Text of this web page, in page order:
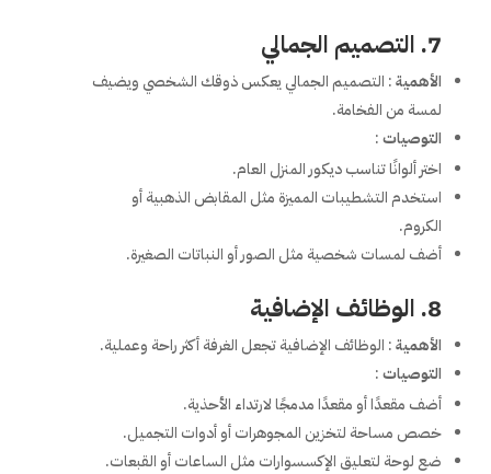
7. التصميم الجمالي
الأهمية: التصميم الجمالي يعكس ذوقك الشخصي ويضيف
لمسة من الفخامة.
التوصيات:
اختر ألوانًا تناسب ديكور المنزل العام.
استخدم التشطيبات المميزة مثل المقابض الذهبية أو
الكروم.
أضف لمسات شخصية مثل الصور أو النباتات الصغيرة.
8. الوظائف الإضافية
الأهمية: الوظائف الإضافية تجعل الغرفة أكثر راحة وعملية.
التوصيات:
أضف مقعدًا أو مقعدًا مدمجًا لارتداء الأحذية.
خصص مساحة لتخزين المجوهرات أو أدوات التجميل.
ضع لوحة لتعليق الإكسسوارات مثل الساعات أو القبعات.